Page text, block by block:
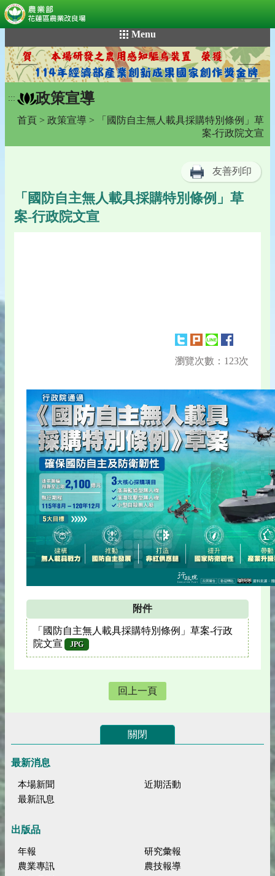
到
主
要
內
容
Menu
::: 政策宣導
首頁 > 政策宣導 > 「國防自主無人載具採購特別條例」草
案-行政院文宣
友善列印
「國防自主無人載具採購特別條例」草
案-行政院文宣
瀏覽次數：123次
附件
「國防自主無人載具採購特別條例」草案-行政
院文宣
JPG
回上一頁
關閉
最新消息
本場新聞
近期活動
最新訊息
出版品
年報
研究彙報
農業專訊
農技報導